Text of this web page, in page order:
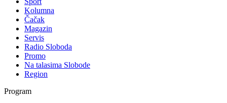
Kolumna
Čačak
Magazin
Servis
Radio Sloboda
Promo
Na talasima Slobode
Region
Program